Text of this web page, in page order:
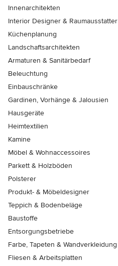
Innenarchitekten
Interior Designer & Raumausstatter
Küchenplanung
Landschaftsarchitekten
Armaturen & Sanitärbedarf
Beleuchtung
Einbauschränke
Gardinen, Vorhänge & Jalousien
Hausgeräte
Heimtextilien
Kamine
Möbel & Wohnaccessoires
Parkett & Holzböden
Polsterer
Produkt- & Möbeldesigner
Teppich & Bodenbeläge
Baustoffe
Entsorgungsbetriebe
Farbe, Tapeten & Wandverkleidung
Fliesen & Arbeitsplatten